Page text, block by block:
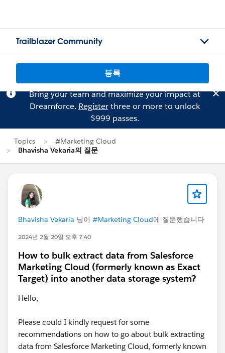
Trailblazer Community
등록
Bring your team and maximize your impact at
Dreamforce. Registerthree or more to unlock
$999 passes.
Topics
#Marketing Cloud
Bhavisha Vekaria의 질문
Bhavisha Vekaria 님이 #Marketing Cloud에 질문했습니다
2024년 2월 20일 오후 7:40
How to bulk extract data from Salesforce
Marketing Cloud (formerly known as Exact
Target) into another data storage system?
Hello,
Please could I kindly request for some
recommendations on how to go about bulk extracting
data from Salesforce Marketing Cloud, formerly known